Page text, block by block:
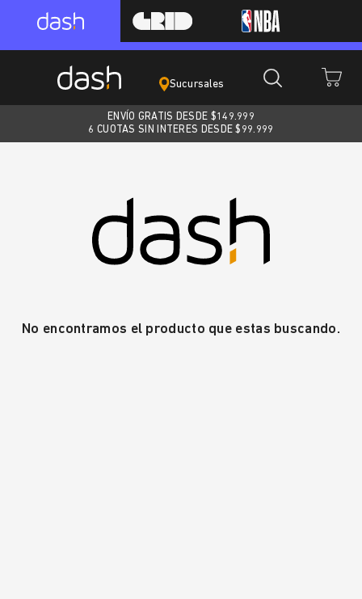
Sucursales
ENVÍO GRATIS DESDE $149.999
6 CUOTAS SIN INTERES DESDE $99.999
No encontramos el producto que estas buscando.